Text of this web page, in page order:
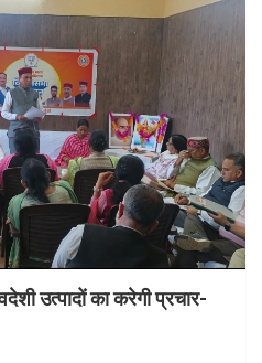
उत्पादों का करेगी प्रचार-